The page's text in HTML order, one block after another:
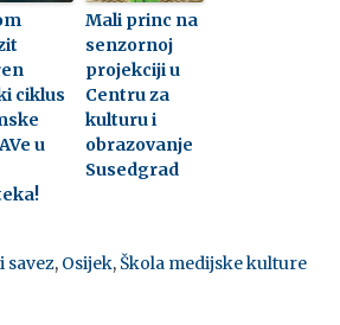
ciklus
u
Mali princ na
senzornoj
projekciji u
Centru za
kulturu i
obrazovanje
Susedgrad
savez, Osijek, Škola medijske kulture